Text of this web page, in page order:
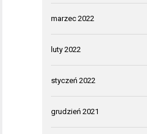
marzec 2022
luty 2022
styczeń 2022
grudzień 2021